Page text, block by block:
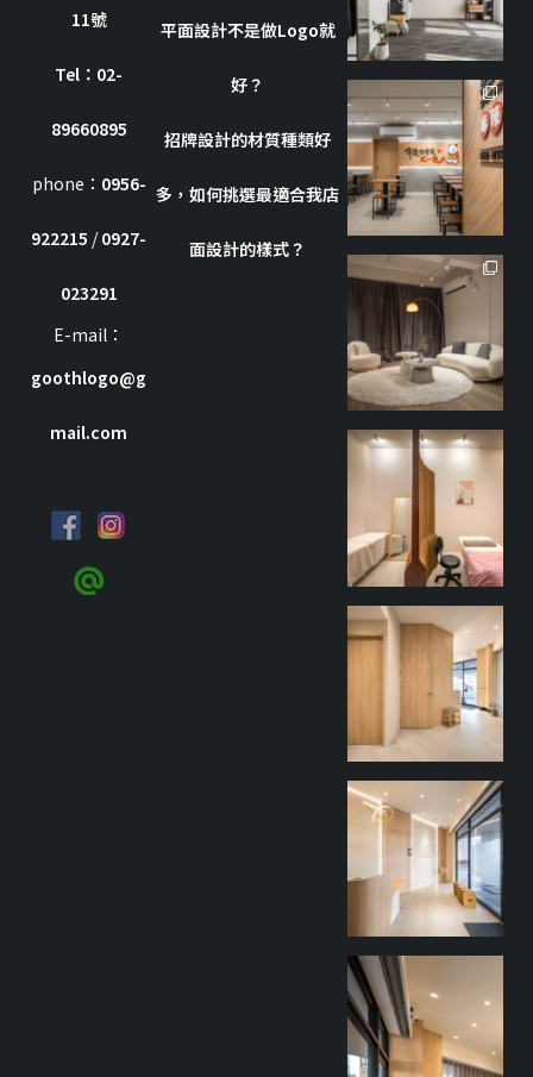
11號
Tel：02-
89660895
phone： 0956-
922215 /0927-
023291
E-mail：
goothlogo@g
mail.com
平面設計不是做Logo就
好？
招牌設計的材質種類好
多，如何挑選最適合我店
面設計的樣式？
goothdesign
10 月 7
goothdesign
7 月 8
goothdesign
9 月 27
goothdesign
9 月 27
goothdesign
9 月 27
goothdesign
9 月 27